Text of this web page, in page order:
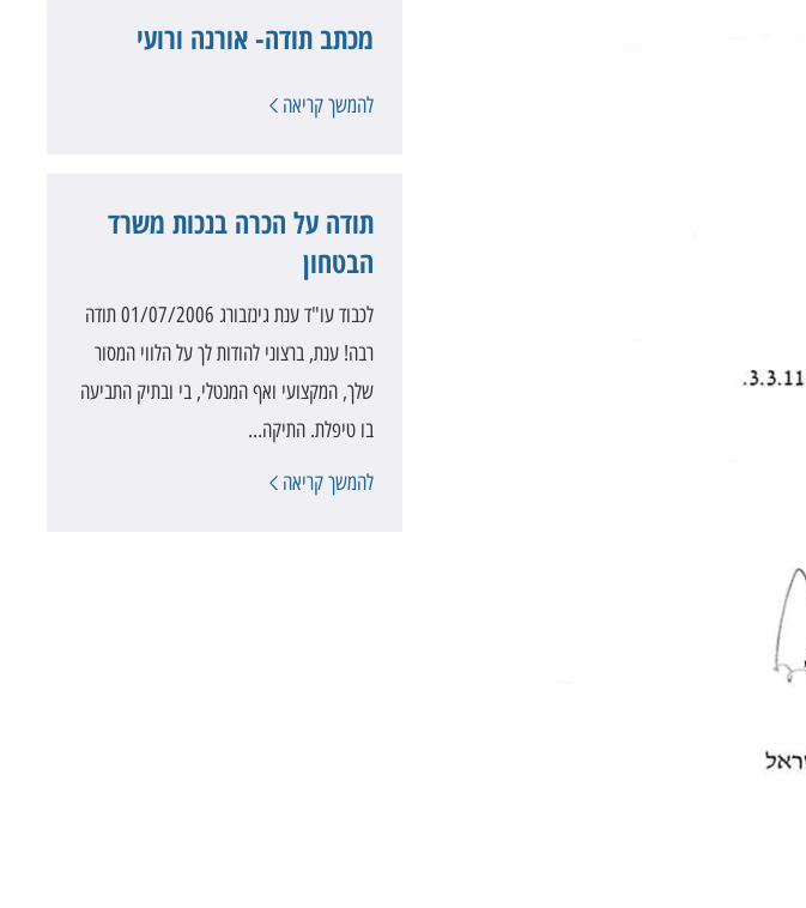
מכתב תודה- אורנה ורועי
להמשך קריאה
תודה על הכרה בנכות משרד
הבטחון
לכבוד עו"ד ענת גינזבורג 01/07/2006 תודה
רבה! ענת, ברצוני להודות לך על הלווי המסור
שלך, המקצועי ואף המנטלי, בי ובתיק התביעה
בו טיפלת. התיקה…
להמשך קריאה